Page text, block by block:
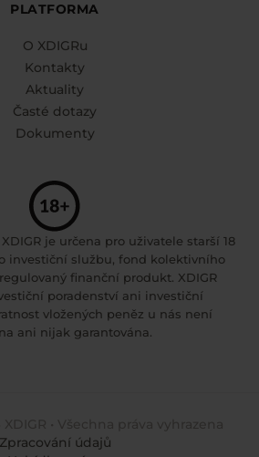
PLATFORMA
O XDIGRu
Kontakty
Aktuality
Časté dotazy
Dokumenty
je určena pro uživatele starší 18
investiční službu, fond kolektivního
finanční produkt. XDIGR
poradenství ani investiční
vložených peněz u nás není
ani nijak garantována.
Zpracování údajů